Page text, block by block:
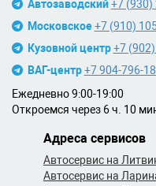
Автозаводский +7 (930)
Московское +7 (910)
Кузовной центр +7
ВАГ-центр +7 904-796-
Ежедневно 9:00-19:00
Откроемся через 6 ч. 10
Адреса сервисов
Автосервис на
Автосервис на